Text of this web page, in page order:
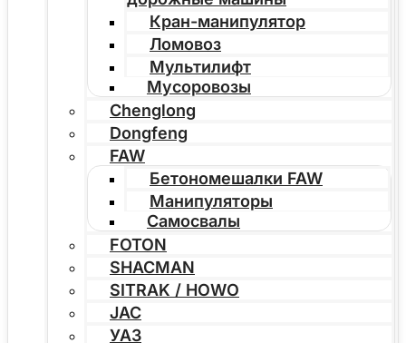
Кран-манипулятор
Ломовоз
Мультилифт
Мусоровозы
Chenglong
Dongfeng
FAW
Бетономешалки FAW
Манипуляторы
Самосвалы
FOTON
SHACMAN
SITRAK / HOWO
JAC
УАЗ